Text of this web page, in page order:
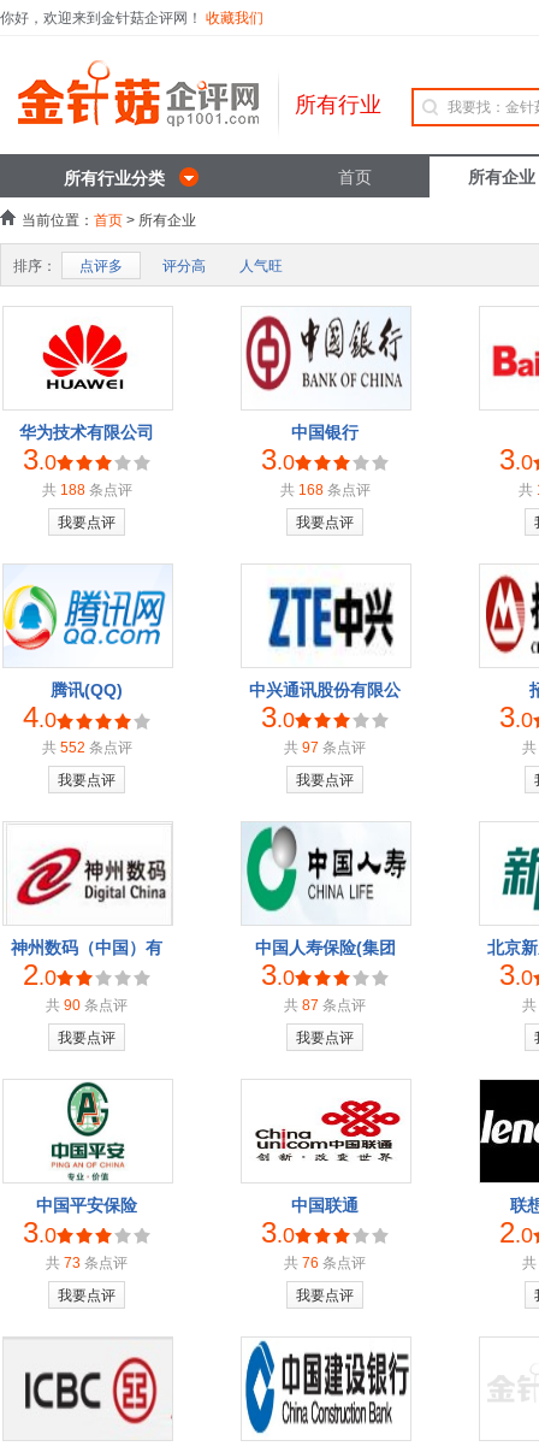
你好，欢迎来到金针菇企评网！ 收藏我们
所有行业
所有行业分类 首页 所有企业
当前位置： 首页 > 所有企业
排序： 点评多 评分高 人气旺
华为技术有限公司
3.0
共 188条点评
我要点评
中国银行
3.0
共 168条点评
我要点评
3.0
共
腾讯(QQ)
4.0
共 552 条点评
我要点评
中兴通讯股份有限公
3.0
共 97 条点评
我要点评
3.0
共
神州数码（中国）有
2.0
共 90 条点评
我要点评
中国人寿保险(集团
3.0
共 87 条点评
我要点评
北京
3.0
共
中国平安保险
3.0
共 73 条点评
我要点评
中国联通
3.0
共 76 条点评
我要点评
联
2.0
共